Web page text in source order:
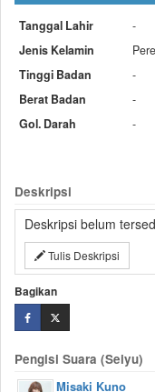
Tanggal Lahir
-
Jenis Kelamin
Tinggi Badan
-
Berat Badan
-
Gol. Darah
-
Deskripsi
Deskripsi belum
Tulis Deskripsi
Bagikan
Pengisi Suara (Seiyu)
Misaki Kuno